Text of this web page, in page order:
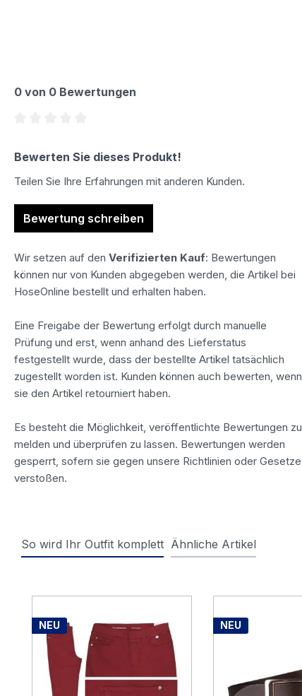
0 von 0 Bewertungen
Bewerten Sie dieses Produkt!
Teilen Sie Ihre Erfahrungen mit anderen Kunden.
Bewertung schreiben
Wir setzen auf den Verifizierten Kauf: Bewertungen
können nur von Kunden abgegeben werden, die Artikel bei
HoseOnline bestellt und erhalten haben.
Eine Freigabe der Bewertung erfolgt durch manuelle
Prüfung und erst, wenn anhand des Lieferstatus
festgestellt wurde, dass der bestellte Artikel tatsächlich
zugestellt worden ist. Kunden können auch bewerten, wenn
sie den Artikel retourniert haben.
Es besteht die Möglichkeit, veröffentlichte Bewertungen zu
melden und überprüfen zu lassen. Bewertungen werden
gesperrt, sofern sie gegen unsere Richtlinien oder Gesetze
verstoßen.
So wird Ihr Outfit komplett Ähnliche Artikel
NEU NEU